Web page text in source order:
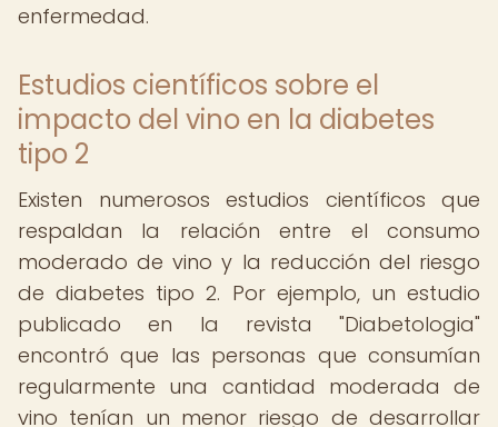
enfermedad.
Estudios científicos sobre el
impacto del vino en la diabetes
tipo 2
Existen numerosos estudios científicos que
respaldan la relación entre el consumo
moderado de vino y la reducción del riesgo
de diabetes tipo 2. Por ejemplo, un estudio
publicado en la revista "Diabetologia"
encontró que las personas que consumían
regularmente una cantidad moderada de
vino tenían un menor riesgo de desarrollar